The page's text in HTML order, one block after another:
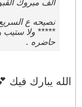
ألف مبروك
نصيحه ع السريع
***** ولا ستيب
حاضره .
الله يبارك فيك 💕